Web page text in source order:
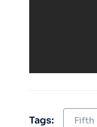
Tags: Fifth